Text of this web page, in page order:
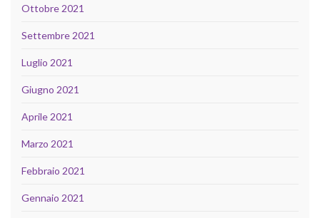
Ottobre 2021
Settembre 2021
Luglio 2021
Giugno 2021
Aprile 2021
Marzo 2021
Febbraio 2021
Gennaio 2021